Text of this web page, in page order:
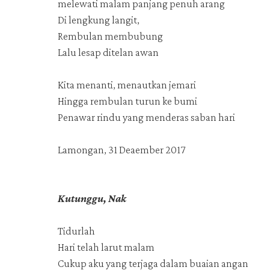
melewati malam panjang penuh arang
Di lengkung langit,
Rembulan membubung
Lalu lesap ditelan awan
Kita menanti, menautkan jemari
Hingga rembulan turun ke bumi
Penawar rindu yang menderas saban hari
Lamongan, 31 Deaember 2017
Kutunggu, Nak
Tidurlah
Hari telah larut malam
Cukup aku yang terjaga dalam buaian angan